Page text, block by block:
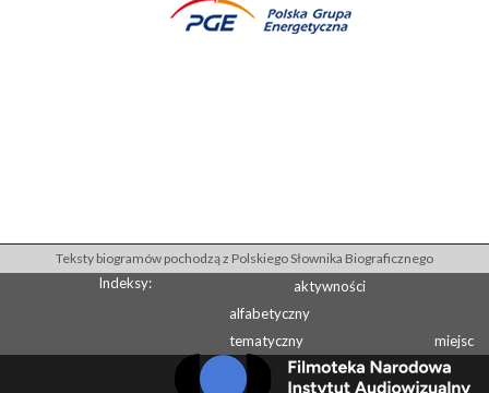
Teksty biogramów pochodzą z Polskiego Słownika Biograficznego
Indeksy:
aktywności
alfabetyczny
tematyczny
miejsc